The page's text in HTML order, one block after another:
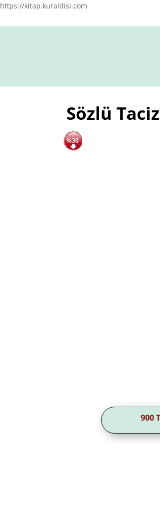
https://kitap.kuraldisi.com
Sözlü
%30
900